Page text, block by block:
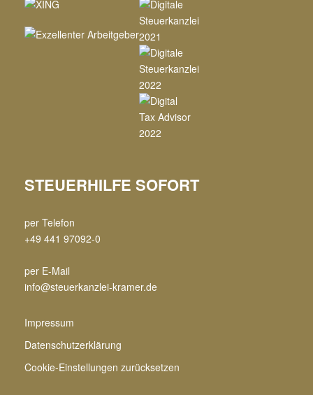
STEUERHILFE SOFORT
per Telefon
+49 441 97092-0
per E-Mail
info@steuerkanzlei-kramer.de
Impressum
Datenschutzerklärung
Cookie-Einstellungen zurücksetzen